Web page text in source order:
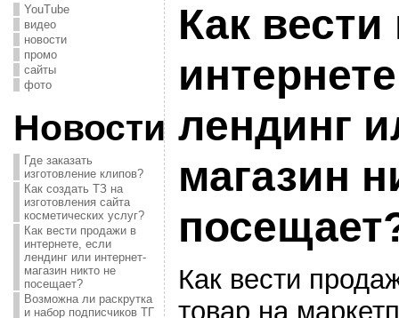
YouTube
видео
новости
промо
сайты
фото
Новости
Где заказать
изготовление клипов?
Как создать ТЗ на
изготовления сайта
косметических услуг?
Как вести продажи в
интернете, если
лендинг или интернет-
магазин никто не
посещает?
Возможна ли раскрутка
и набор подписчиков ТГ
Как
лендинг
магазин
Как вести
товар на